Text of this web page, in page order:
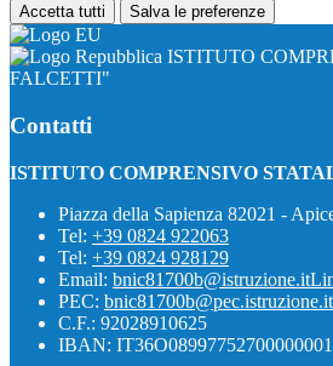
Accetta tutti Salva le preferenze
ISTITUTO
FALCETTI"
Contatti
ISTITUTO COMPRENSIVO
Piazza della Sapienza 82021 -
Tel: +39 0824 922063
Tel: +39 0824 928129
Email: bnic81700b@istruzione.it
PEC: bnic81700b@pec.istruzione.it
C.F.: 92028910625
IBAN: